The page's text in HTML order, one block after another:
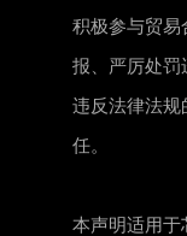
积极参与贸易
报、严厉处罚
违反法律法规
任。
本声明适用于